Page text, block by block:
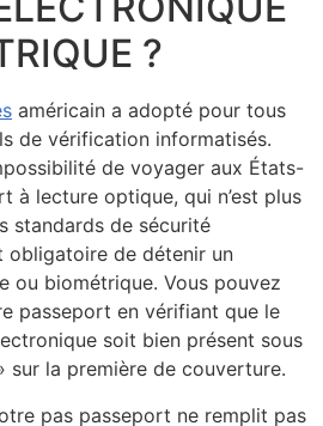
?
américain a adopté pour tous
de vérification informatisés.
de voyager aux États-
à lecture optique, qui n’est plus
standards de sécurité
obligatoire de détenir un
ou biométrique. Vous pouvez
passeport en vérifiant que le
soit bien présent sous
sur la première de couverture.
pas passeport ne remplit pas